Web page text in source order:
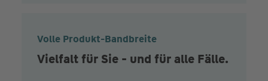
Volle Produkt-Bandbreite
Vielfalt für Sie - und für alle Fälle.